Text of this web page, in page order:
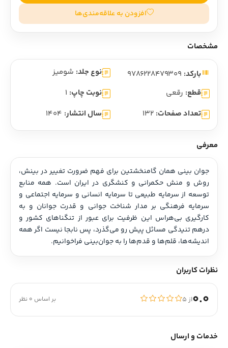
افزودن به علاقه‌مندی‌ها
مشخصات
بارکد: نوع جلد: شومیز
قطع: رقعی نوبت چاپ: 1
تعداد صفحات: 132 سال انتشار: 1404
معرفی
اندیشه‌ها، قلم‌ها و قدم‌ها را به جوان‌بینی فراخوانیم.
نظرات کاربران
0.0از ۵ بر اساس 0 نظر
خدمات و ارسال